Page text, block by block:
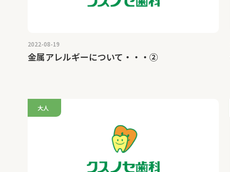
2022-08-19
金属アレルギーについて・・・②
大人